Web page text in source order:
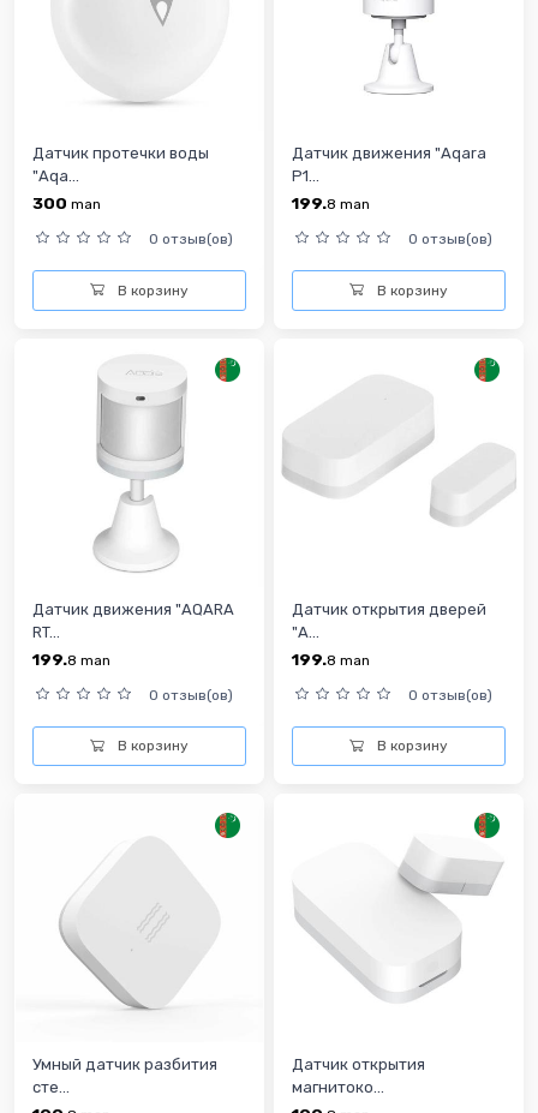
Датчик протечки воды
"Aqa...
300 man
0 отзыв(ов)
В корзину
Датчик движения "Aqara
P1...
199.8 man
0 отзыв(ов)
В корзину
Датчик движения "AQARA
RT...
199.8 man
0 отзыв(ов)
В корзину
Датчик открытия дверей
"A...
199.8 man
0 отзыв(ов)
В корзину
Умный датчик разбития
сте...
Датчик открытия
магнитоко...